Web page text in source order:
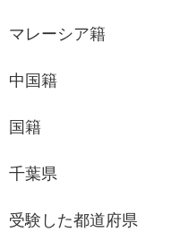
マレーシア籍
中国籍
国籍
千葉県
受験した都道府県